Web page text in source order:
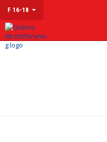
F 16-18
HEM